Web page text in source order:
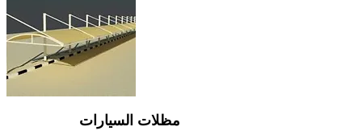
مظلات السيارات